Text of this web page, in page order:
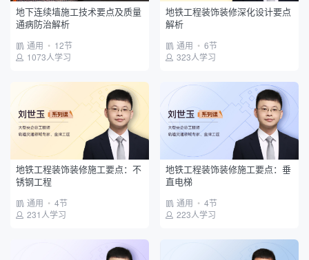
地下连续墙施工技术要点及质量
通病防治解析
通用 • 12节
1073人学习
地铁工程装饰装修深化设计要点
解析
通用 • 6节
323人学习
地铁工程装饰装修施工要点：不
锈钢工程
通用 • 4节
231人学习
地铁工程装饰装修施工要点：垂
直电梯
通用 • 4节
223人学习